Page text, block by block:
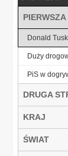
Donald
Duży
PiS w
DRUGA
KRAJ
ŚWIAT